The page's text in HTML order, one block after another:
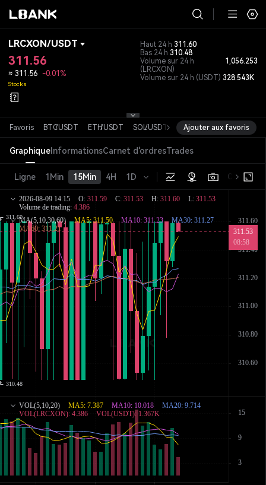
LRCXON/USDT
311.56
≈ 311.56 -0.01%
Stocks
Haut 24 h 311.60
Bas 24 h 310.48
Volume sur 24 h
(LRCXON)
1,056.253
Volume sur 24 h (USDT) 328.543K
Favoris BTC/USDT ETH/USDT SOL/USDT XRP/USDT DOGE/USDT
Ajouter aux favoris
GraphiqueInformationsCarnet d'ordresTrades
Ligne 1Min 15Min 4H 1D Original